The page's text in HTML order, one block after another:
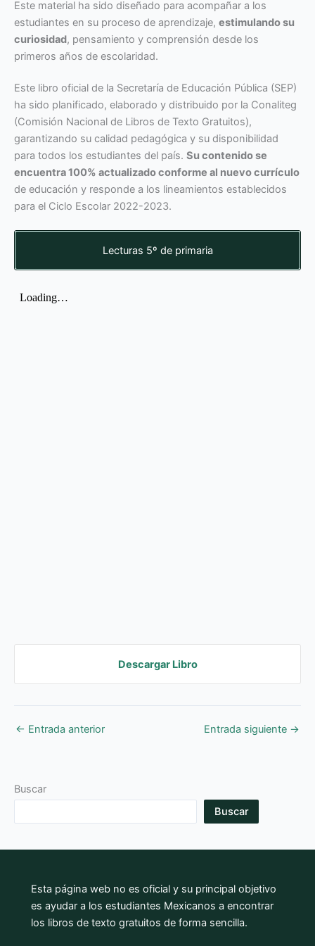
Este material ha sido diseñado para acompañar a los
estudiantes en su proceso de aprendizaje, estimulando su
curiosidad, pensamiento y comprensión desde los
primeros años de escolaridad.
Este libro oficial de la Secretaría de Educación Pública (SEP)
ha sido planificado, elaborado y distribuido por la Conaliteg
(Comisión Nacional de Libros de Texto Gratuitos),
garantizando su calidad pedagógica y su disponibilidad
para todos los estudiantes del país. Su contenido se
encuentra 100% actualizado conforme al nuevo currículo
de educación y responde a los lineamientos establecidos
para el Ciclo Escolar 2022-2023.
Lecturas 5º de primaria
Descargar Libro
← Entrada anterior Entrada siguiente →
Buscar
Buscar
Esta página web no es oficial y su principal objetivo
es ayudar a los estudiantes Mexicanos a encontrar
los libros de texto gratuitos de forma sencilla.